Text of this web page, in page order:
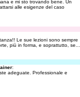
e mi sto trovando bene. Un
alle esigenze del caso
Le sue lezioni sono sempre
più in forma, e soprattutto, se...
:
adeguate. Professionale e